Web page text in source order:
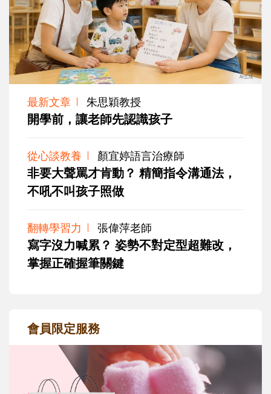
最新文章 朱思穎教授
開學前，讓老師先認識孩子
從心談教養 顏宜婷語言治療師
非要大聲罵才肯動？ 精簡指令溝通法，
不吼不叫孩子照做
翻轉學習力 張偉萍老師
寫字沒力喊累？ 姿勢不對定型超難改，
掌握正確握筆關鍵
會員限定服務